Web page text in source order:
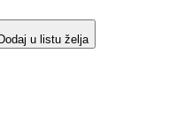
Dodaj u listu želja